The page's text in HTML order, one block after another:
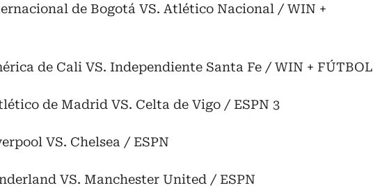
de Bogotá VS. Atlético Nacional / WIN +
de Cali VS. Independiente Santa Fe / WIN + FÚTBOL
de Madrid VS. Celta de Vigo / ESPN 3
VS. Chelsea / ESPN
VS. Manchester United / ESPN